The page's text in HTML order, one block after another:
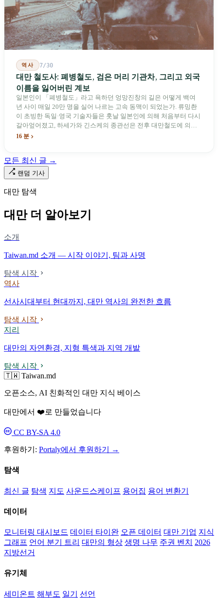
역사 7/30
대만 철도사: 폐병철도, 검은 머리 기관차, 그리고 외국
이름을 잃어버린 계보
일본인이 「폐병철도」라고 욕하던 엉망진창의 길은 어떻게 백여
년 사이 매일 20만 명을 실어 나르는 고속 동맥이 되었는가. 류밍촨
이 초빙한 독일·영국 기술자들은 훗날 일본인에 의해 처음부터 다시
갈아엎어졌고, 하세가와 긴스케의 종관선은 전후 대만철도에 의해
이름과 번호가 바뀌었다. 세대마다 앞선 세대의 기록을 주석으로 밀
다. 마침내 푸유마·타로코 세대에 이르러서야 원주민 지명이 다시 철
로 위에 깔렸다.
16 분
모든 최신 글 →
랜덤 기사
대만 탐색
대만 더 알아보기
소개
Taiwan.md 소개 — 시작 이야기, 팀과 사명
탐색 시작
역사
선사시대부터 현대까지, 대만 역사의 완전한 흐름
탐색 시작
지리
대만의 자연환경, 지형 특색과 지역 개발
탐색 시작
🇹🇼 Taiwan.md
오픈소스, AI 친화적인 대만 지식 베이스
대만에서 ❤️로 만들었습니다
CC BY-SA 4.0
후원하기: Portaly에서 후원하기 →
탐색
최신 글 탐색 지도 사운드스케이프 용어집 용어 변환기
데이터
모니터링 대시보드 데이터 타이완 오픈 데이터 대만 기업 지식
그래프 언어 분기 트리 대만의 형상 생명 나무 주권 벤치
2026
지방선거
유기체
세미온트 해부도 일기 선언